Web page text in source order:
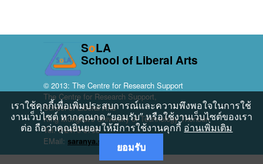
SoLA
School of Liberal Arts
© 2013: The Centre for Research Support
The Centre for Research Support,
School of Liberal Arts
King Mongkut's University of Technology Thonburi
Tel: 0-2470-8795
EMail: saranya.sar@kmutt.ac.th
เราใช้คุกกี้เพื่อเพิ่มประสบการณ์และความพึงพอใจในการใช้
งานเว็บไซต์ หากคุณกด “ยอมรับ” หรือใช้งานเว็บไซต์ของเรา
ต่อ ถือว่าคุณยินยอมให้มีการใช้งานคุกกี้ อ่านเพิ่มเติม
ยอมรับ